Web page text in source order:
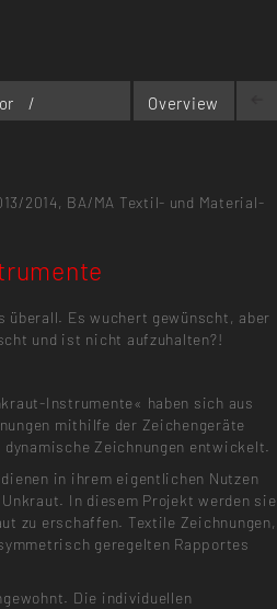
/
Overview
2014, BA/MA Textil- und Material-
überall. Es wuchert gewünscht, aber
und ist nicht aufzuhalten?!
Instrumente« haben sich aus
mithilfe der Zeichengeräte
Zeichnungen entwickelt.
in ihrem eigentlichen Nutzen
In diesem Projekt werden sie
zu erschaffen. Textile Zeichnungen,
geregelten Rapportes
Die individuellen